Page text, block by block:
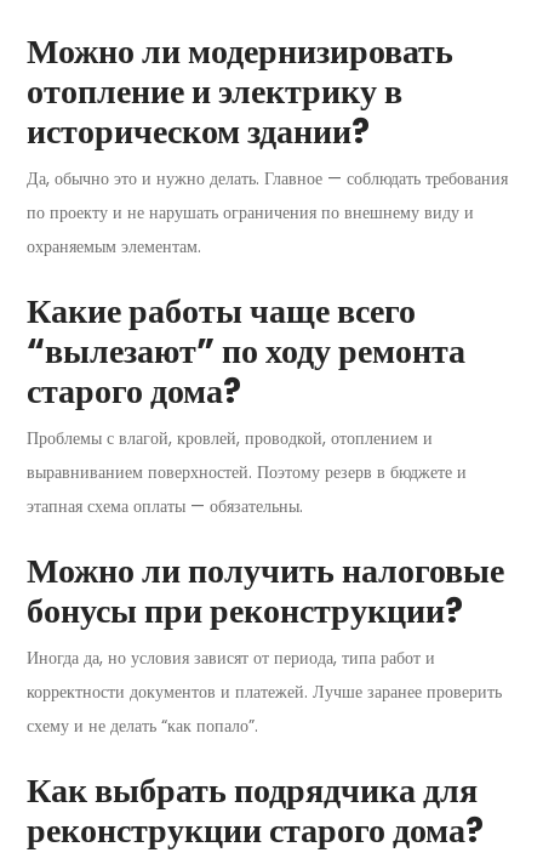
Можно ли модернизировать
отопление и электрику в
историческом здании?
Да, обычно это и нужно делать. Главное — соблюдать требования
по проекту и не нарушать ограничения по внешнему виду и
охраняемым элементам.
Какие работы чаще всего
“вылезают” по ходу ремонта
старого дома?
Проблемы с влагой, кровлей, проводкой, отоплением и
выравниванием поверхностей. Поэтому резерв в бюджете и
этапная схема оплаты — обязательны.
Можно ли получить налоговые
бонусы при реконструкции?
Иногда да, но условия зависят от периода, типа работ и
корректности документов и платежей. Лучше заранее проверить
схему и не делать “как попало”.
Как выбрать подрядчика для
реконструкции старого дома?